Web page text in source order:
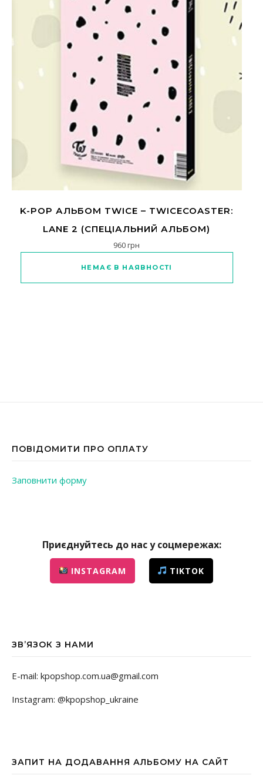
K-POP АЛЬБОМ TWICE – TWICECOASTER:
LANE 2 (СПЕЦІАЛЬНИЙ АЛЬБОМ)
960грн
НЕМАЄ В НАЯВНОСТІ
ПОВІДОМИТИ ПРО ОПЛАТУ
Заповнити форму
Приєднуйтесь до нас у соцмережах:
INSTAGRAM TIKTOK
ЗВ’ЯЗОК З НАМИ
E-mail: kpopshop.com.ua@gmail.com
Instagram: @kpopshop_ukraine
ЗАПИТ НА ДОДАВАННЯ АЛЬБОМУ НА САЙТ